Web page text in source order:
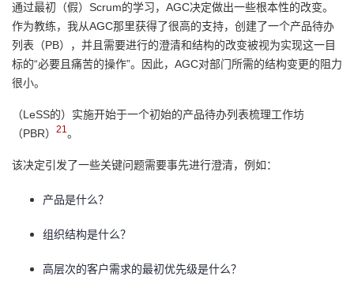
通过最初（假）Scrum的学习，AGC决定做出一些根本性的改变。
作为教练，我从AGC那里获得了很高的支持，创建了一个产品待办
列表（PB），并且需要进行的澄清和结构的改变被视为实现这一目
标的“必要且痛苦的操作”。因此，AGC对部门所需的结构变更的阻力
很小。
（LeSS的）实施开始于一个初始的产品待办列表梳理工作坊
（PBR） 21。
该决定引发了一些关键问题需要事先进行澄清，例如：
产品是什么？
组织结构是什么？
高层次的客户需求的最初优先级是什么？